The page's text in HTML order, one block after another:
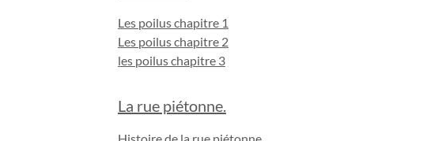
Les poilus chapitre 1
Les poilus chapitre 2
les poilus chapitre 3
La rue piétonne.